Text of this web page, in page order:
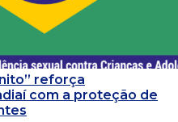
reforça
com a proteção de